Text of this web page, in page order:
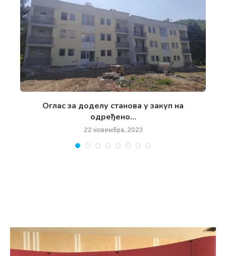
Oглас за доделу станова у закуп на
одређено...
22 новембра, 2023